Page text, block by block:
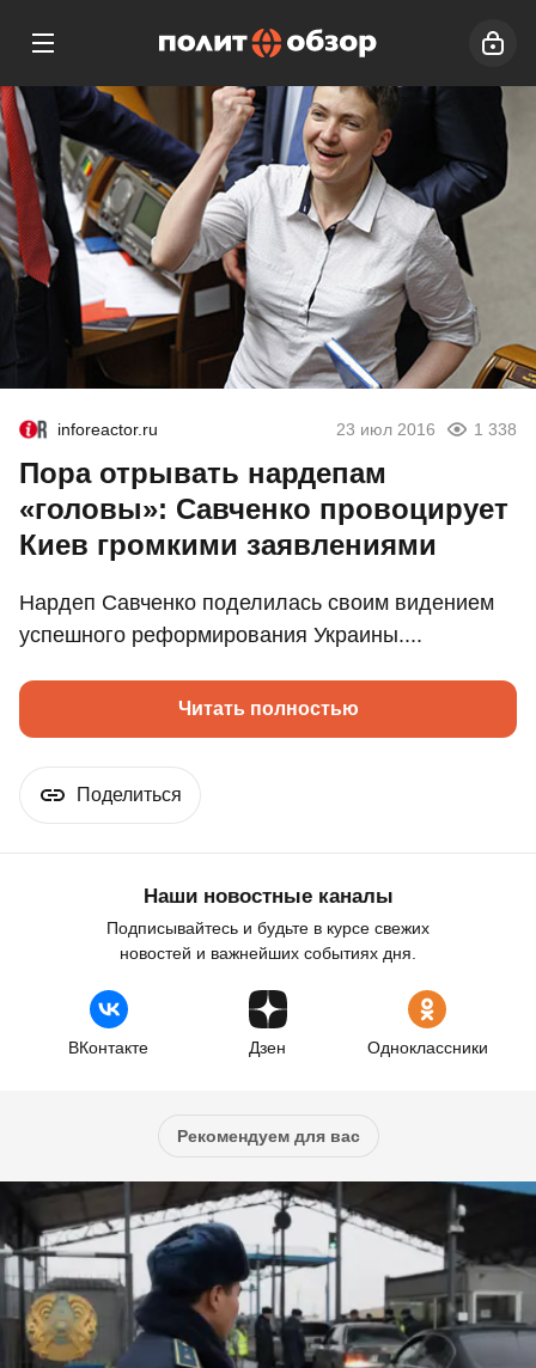
inforeactor.ru 23 июл 2016 1 338
Пора отрывать нардепам
«головы»: Савченко провоцирует
Киев громкими заявлениями
Нардеп Савченко поделилась своим видением
успешного реформирования Украины....
Читать полностью
Поделиться
Наши новостные каналы
Подписывайтесь и будьте в курсе свежих
новостей и важнейших событиях дня.
ВКонтакте Дзен Одноклассники
Рекомендуем для вас